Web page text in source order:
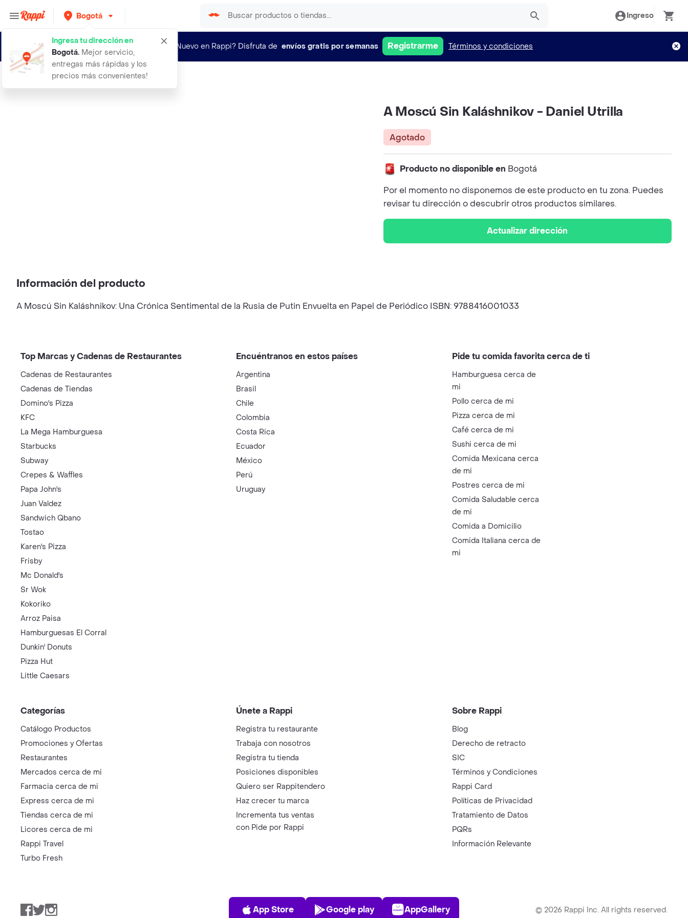
Bogotá
Ingresa tu dirección en
Bogotá. Mejor servicio,
entregas más rápidas y los
precios más convenientes!
Ingreso
¿Nuevo en Rappi? Disfruta de envíos gratis por semanas Registrarme Términos y condiciones
a moscu sin kalashnikov daniel utri
A Moscú Sin Kaláshnikov - Daniel Utrilla
Agotado
Producto no disponible en Bogotá
Por el momento no disponemos de este producto en tu zona. Puedes
revisar tu dirección o descubrir otros productos similares.
Actualizar dirección
Información del producto
A Moscú Sin Kaláshnikov: Una Crónica Sentimental de la Rusia de Putin Envuelta en Papel de Periódico ISBN: 9788416001033
Top Marcas y Cadenas de Restaurantes
Cadenas de Restaurantes
Cadenas de Tiendas
Domino's Pizza
KFC
La Mega Hamburguesa
Starbucks
Subway
Crepes & Waffles
Papa John's
Juan Valdez
Sandwich Qbano
Tostao
Karen's Pizza
Frisby
Mc Donald's
Sr Wok
Kokoriko
Arroz Paisa
Hamburguesas El Corral
Dunkin' Donuts
Pizza Hut
Little Caesars
Encuéntranos en estos países
Argentina
Brasil
Chile
Colombia
Costa Rica
Ecuador
México
Perú
Uruguay
Pide tu comida favorita cerca de ti
Hamburguesa cerca de
mi
Pollo cerca de mi
Pizza cerca de mi
Café cerca de mi
Sushi cerca de mi
Comida Mexicana cerca
de mi
Postres cerca de mi
Comida Saludable cerca
de mi
Comida a Domicilio
Comida Italiana cerca de
mi
Categorías
Catálogo Productos
Promociones y Ofertas
Restaurantes
Mercados cerca de mi
Farmacia cerca de mi
Express cerca de mi
Tiendas cerca de mi
Licores cerca de mi
Rappi Travel
Turbo Fresh
Únete a Rappi
Registra tu restaurante
Trabaja con nosotros
Registra tu tienda
Posiciones disponibles
Quiero ser Rappitendero
Haz crecer tu marca
Incrementa tus ventas
con Pide por Rappi
Sobre Rappi
Blog
Derecho de retracto
SIC
Términos y Condiciones
Rappi Card
Políticas de Privacidad
Tratamiento de Datos
PQRs
Información Relevante
Facebook
TwitterInstagram
App Store
App Store
Play Store
Google play
AppGallery
AppGallery © 2026 Rappi Inc. All rights reserved.